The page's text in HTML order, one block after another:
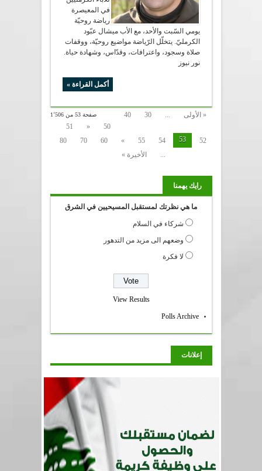
في المعيصرة
رياضة روحيّة
يومي السّبت والأحد، مع الأب ميشال عبّود
الكرمليّ. يتخلّل الرّياضة مواضيع روحيّة، ووقفات
صلاة وسجود، واعترافات، وقدّاس، وشهادة حياة.
نور نيوز
أكمل القراءة »
صفحة 53 من 1٬506 « الأولى ...
30
40
50
«
51
52
53
54
55
»
60
70
80
...
الأخيرة »
رايك يهمنا
ما هي نظرتك لمستقبل المسيحيين في الشرق
شركاء في السلام
وضعهم الى مزيد من التدهور
لا فكرة
View Results
Polls Archive
إعلانات